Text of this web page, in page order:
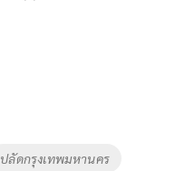
ปลัดกรุงเทพมหานคร